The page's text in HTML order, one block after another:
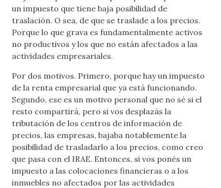
un impuesto que tiene baja posibilidad de
traslación. O sea, de que se traslade a los precios.
Porque lo que grava es fundamentalmente activos
no productivos y los que no están afectados a las
actividades empresariales.
Por dos motivos. Primero, porque hay un impuesto
de la renta empresarial que ya está funcionando.
Segundo, ese es un motivo personal que no sé si el
resto compartirá, pero si vos desplazás la
tributación de los centros de información de
precios, las empresas, bajaba notablemente la
posibilidad de trasladarlo a los precios, como creo
que pasa con el IRAE. Entonces, si vos ponés un
impuesto a las colocaciones financieras o a los
inmuebles no afectados por las actividades